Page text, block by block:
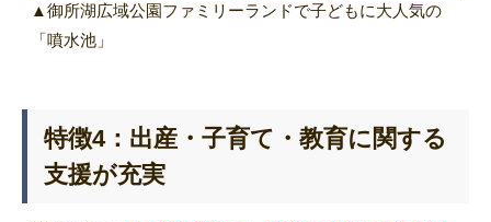
▲御所湖広域公園ファミリーランドで子どもに大人気の
「噴水池」
特徴4：出産・子育て・教育に関する
支援が充実